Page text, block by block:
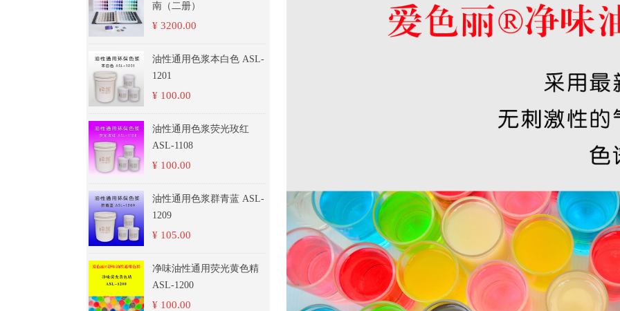
南（二册）
¥ 3200.00
油性通用色浆本白色 ASL-
1201
¥ 100.00
油性通用色浆荧光玫红
ASL-1108
¥ 100.00
油性通用色浆群青蓝 ASL-
1209
¥ 105.00
净味油性通用荧光黄色精
ASL-1200
¥ 100.00